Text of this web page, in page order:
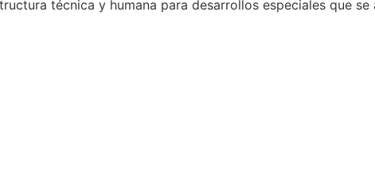
técnica y humana para desarrollos especiales que se